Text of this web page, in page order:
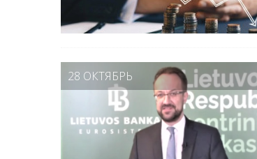
28 ОКТЯБРЬ